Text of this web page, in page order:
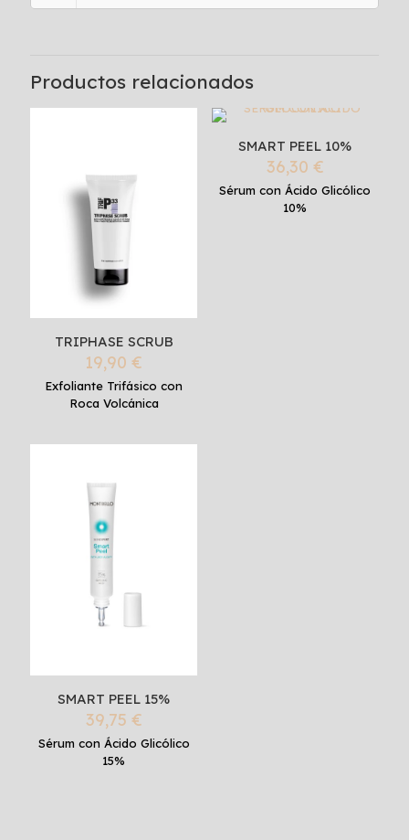
Productos relacionados
TRIPHASE SCRUB
19,90€
Exfoliante Trifásico con
Roca Volcánica
SMART PEEL 10%
36,30 €
Sérum con Ácido Glicólico
10%
SMART PEEL 15%
39,75 €
Sérum con Ácido Glicólico
15%